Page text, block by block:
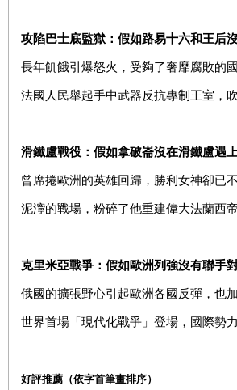
攻陷巴士底監獄：假如路易十六和王后
長年飢餓引爆怒火，受夠了奢靡腐敗的
法國人民舉起手中武器反抗專制王室，
滑鐵盧戰役：假如拿破崙沒在滑鐵盧遇上
曾席捲歐洲的英雄回歸，勝利女神卻已不
泥濘的戰場，粉碎了他重建偉大法蘭西帝
克里米亞戰爭：假如歐洲列強沒有聯手對
俄國的擴張野心引起歐洲各國反彈，也
世界首場「現代化戰爭」登場，國際勢
好評推薦（依字首筆畫排序）